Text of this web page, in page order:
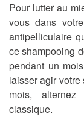
Pour lutter au
vous dans
antipelliculaire
ce shampooing
pendant un
laisser agir
mois,
classique.